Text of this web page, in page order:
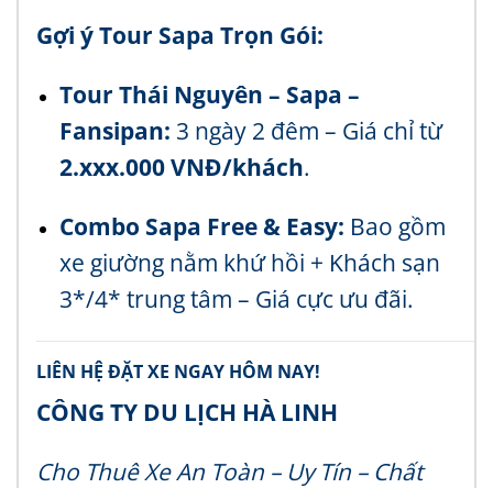
Gợi ý Tour Sapa Trọn Gói:
Tour Thái Nguyên – Sapa –
Fansipan: 3 ngày 2 đêm – Giá chỉ từ
2.xxx.000 VNĐ/khách.
Combo Sapa Free & Easy: Bao gồm
xe giường nằm khứ hồi + Khách sạn
3*/4* trung tâm – Giá cực ưu đãi.
LIÊN HỆ ĐẶT XE NGAY HÔM NAY!
CÔNG TY DU LỊCH HÀ LINH
Cho Thuê Xe An Toàn – Uy Tín – Chất